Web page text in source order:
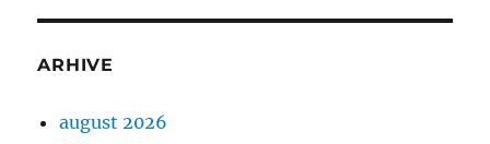
ARHIVE
august 2026